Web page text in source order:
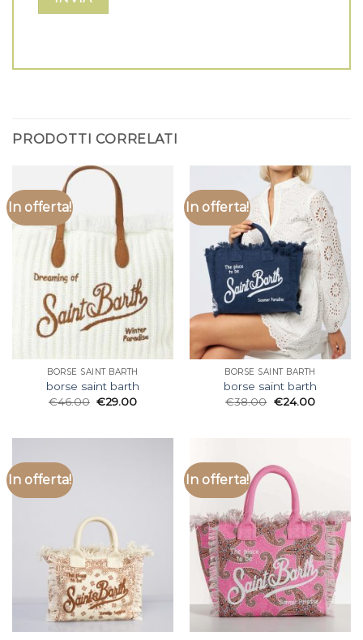
PRODOTTI CORRELATI
In offerta!
BORSE SAINT BARTH
borse saint barth
€46.00 €29.00
In offerta!
BORSE SAINT BARTH
borse saint barth
€38.00 €24.00
In offerta! In offerta!